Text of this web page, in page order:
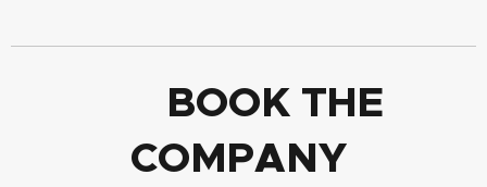
📩​ BOOK THE
COMPANY